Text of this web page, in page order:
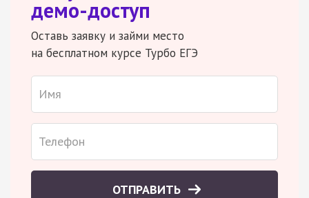
демо-доступ
Оставь заявку и займи место
на бесплатном курсе Турбо ЕГЭ
ОТПРАВИТЬ